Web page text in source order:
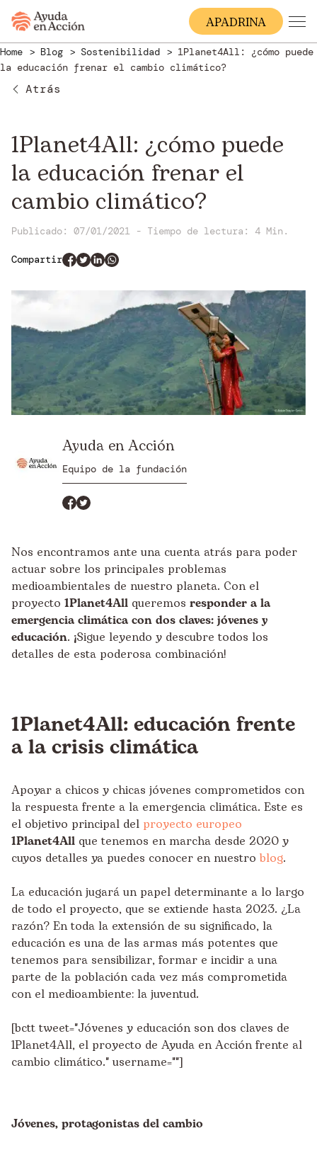
APADRINA
Home Blog Sostenibilidad
1Planet4All: ¿cómo puede
la educación frenar el cambio climático?
Atrás
1Planet4All: ¿cómo puede
la educación frenar el
cambio climático?
Publicado: 07/01/2021 - Tiempo de lectura: 4 Min.
Compartir
Ayuda en Acción
Equipo de la fundación
Nos encontramos ante una cuenta atrás para poder
actuar sobre los principales problemas
medioambientales de nuestro planeta. Con el
proyecto 1Planet4All queremos responder a la
emergencia climática con dos claves: jóvenes y
educación. ¡Sigue leyendo y descubre todos los
detalles de esta poderosa combinación!
1Planet4All: educación frente
a la crisis climática
Apoyar a chicos y chicas jóvenes comprometidos con
la respuesta frente a la emergencia climática. Este es
el objetivo principal del proyecto europeo
1Planet4All que tenemos en marcha desde 2020 y
cuyos detalles ya puedes conocer en nuestro blog.
La educación jugará un papel determinante a lo largo
de todo el proyecto, que se extiende hasta 2023. ¿La
razón? En toda la extensión de su significado, la
educación es una de las armas más potentes que
tenemos para sensibilizar, formar e incidir a una
parte de la población cada vez más comprometida
con el medioambiente: la juventud.
[bctt tweet="Jóvenes y educación son dos claves de
1Planet4All, el proyecto de Ayuda en Acción frente al
cambio climático." username=""]
Jóvenes, protagonistas del cambio